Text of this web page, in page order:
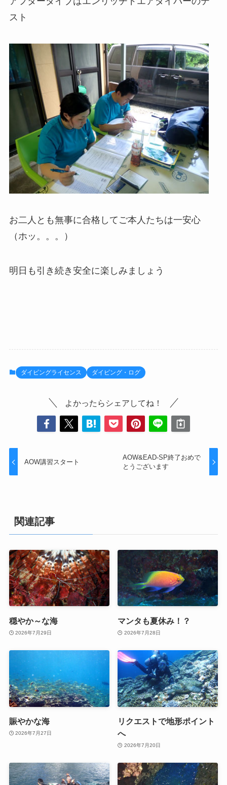
スト
お二人とも無事に合格してご本人たちは一安心
（ホッ。。。）
明日も引き続き安全に楽しみましょう
ダイビングライセンス ダイビング・ログ
よかったらシェアしてね！
AOW講習スタート
AOW&EAD-SP終了おめで
とうございます
関連記事
穏やか～な海
2026年7月29日
マンタも夏休み！？
2026年7月28日
賑やかな海
2026年7月27日
リクエストで地形ポイント
へ
2026年7月20日